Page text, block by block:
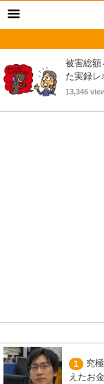
被害総額
た実録レ
13,346
1
究
えたお